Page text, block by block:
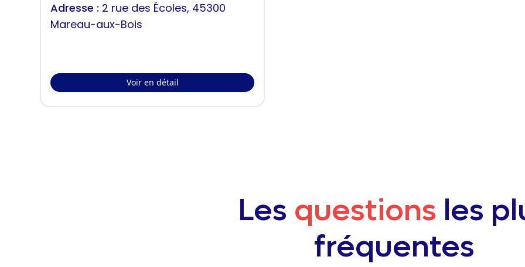
Adresse : 2 rue des Écoles, 45300
Mareau-aux-Bois
Voir en détail
Les questions les
fréquentes